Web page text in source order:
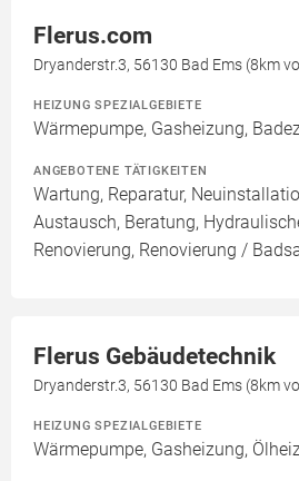
Flerus.com
Dryanderstr.3, 56130 Bad Ems (8km
HEIZUNG SPEZIALGEBIETE
Wärmepumpe, Gasheizung,
ANGEBOTENE TÄTIGKEITEN
Wartung, Reparatur,
Austausch, Beratung,
Renovierung, Renovierung /
Flerus Gebäudetechnik
Dryanderstr.3, 56130 Bad Ems (8km
HEIZUNG SPEZIALGEBIETE
Wärmepumpe, Gasheizung,